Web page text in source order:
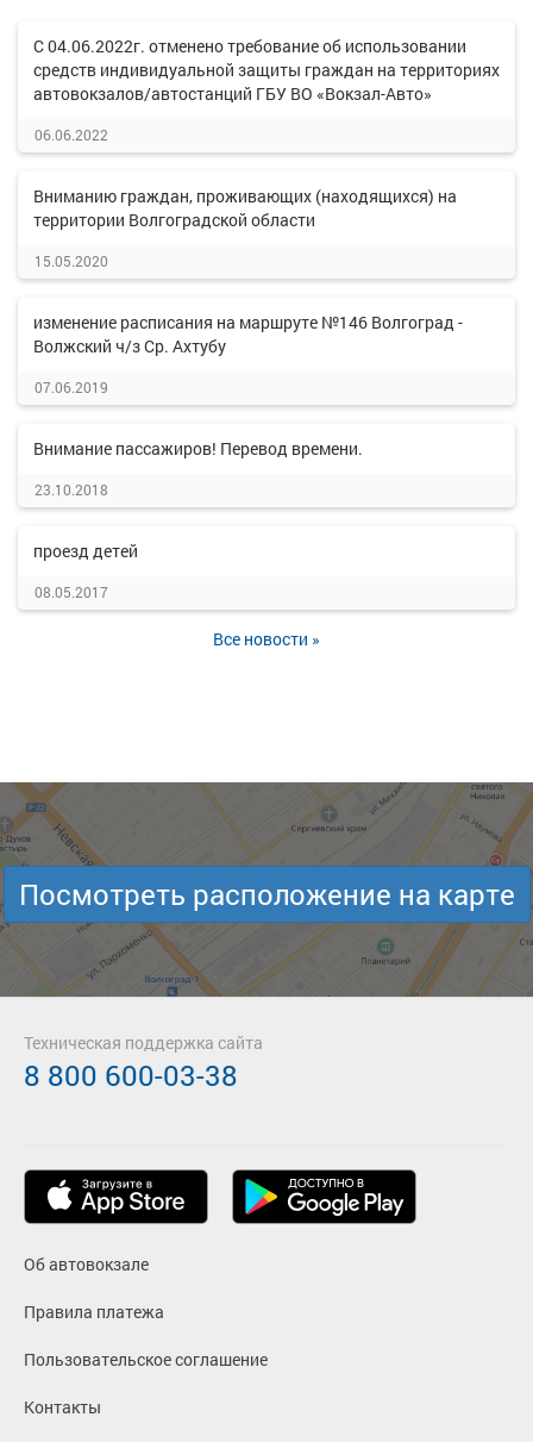
С 04.06.2022г. отменено требование об использовании
средств индивидуальной защиты граждан на территориях
автовокзалов/автостанций ГБУ ВО «Вокзал-Авто»
06.06.2022
Вниманию граждан, проживающих (находящихся) на
территории Волгоградской области
15.05.2020
изменение расписания на маршруте №146 Волгоград -
Волжский ч/з Ср. Ахтубу
07.06.2019
Внимание пассажиров! Перевод времени.
23.10.2018
проезд детей
08.05.2017
Все новости »
Посмотреть расположение на карте
Об автовокзале
Правила платежа
Пользовательское соглашение
Контакты
Техническая поддержка сайта
8 800 600-03-38